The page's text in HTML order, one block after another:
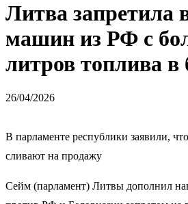
Литва запретила
машин из РФ с
литров топлива в
26/04/2026
В парламенте республики заявили,
сливают на продажу
Сейм (парламент) Литвы дополнил